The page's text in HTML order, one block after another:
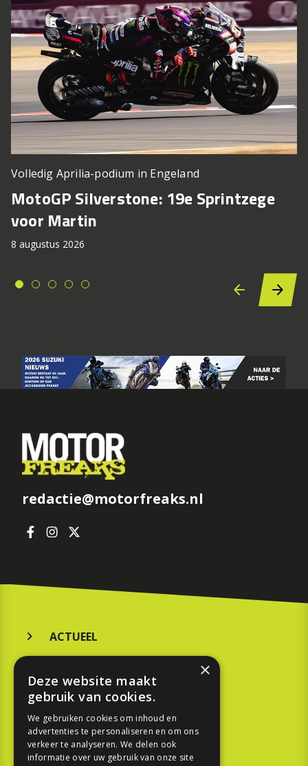
Volledig Aprilia-podium in Engeland
MotoGP Silverstone: 19e Sprintzege
voor Martin
8 augustus 2026
redactie@motorfreaks.nl
ACTUEEL
KOOPGIDS
TESTEN
SPORT
×
Deze website maakt
gebruik van cookies.
We gebruiken cookies om inhoud en
advertenties te personaliseren en om ons
verkeer te analyseren. We delen ook
informatie over uw gebruik van onze site